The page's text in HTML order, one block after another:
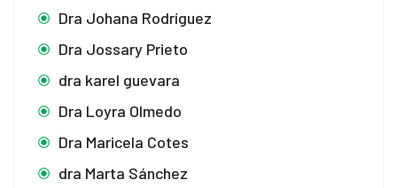
Dra Johana Rodríguez
Dra Jossary Prieto
dra karel guevara
Dra Loyra Olmedo
Dra Maricela Cotes
dra Marta Sánchez